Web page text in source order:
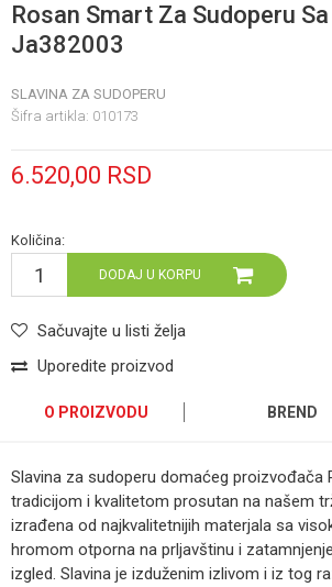
Rosan Smart Za Sudoperu
Ja382003
SLAVINA ZA SUDOPERU
Šifra artikla: 010173
6.520,00 RSD
Količina:
DODAJ U KORPU
Sačuvajte u listi želja
Uporedite proizvod
O PROIZVODU BREND
Slavina za sudoperu domaćeg proizvođača
tradicijom i kvalitetom prosutan na našem
izrađena od najkvalitetnijih materjala sa
hromom otporna na prljavštinu i
izgled. Slavina je izduženim izlivom i iz tog